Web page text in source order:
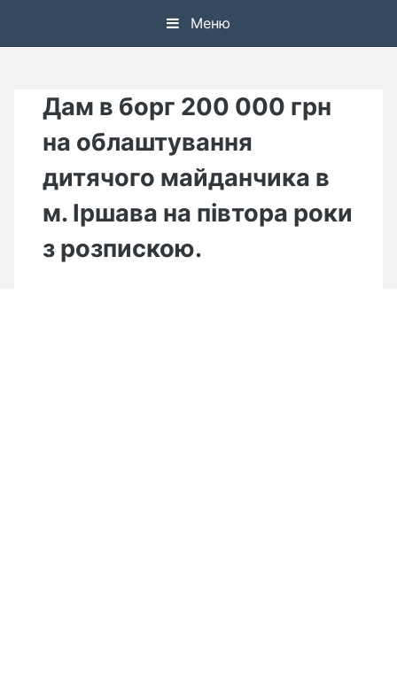
Меню
Дам в борг 200 000 грн
на облаштування
дитячого майданчика в
м. Іршава на півтора роки
з розпискою.